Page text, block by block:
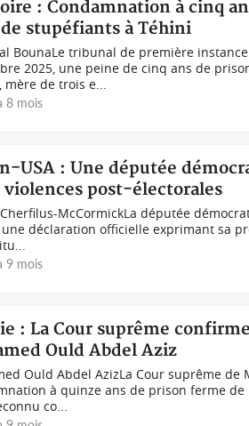
: Condamnation à cinq
stupéfiants à Téhini
BounaLe tribunal de première
2025, une peine de cinq ans de
mère de trois e...
8 mois
USA : Une députée
post-électorales
McCormickLa députée
déclaration officielle exprimant sa
9 mois
: La Cour suprême
Ould Abdel Aziz
Ould Abdel AzizLa Cour suprême
à quinze ans de prison ferme de
co...